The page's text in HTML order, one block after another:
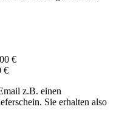
€
€
z.B. einen
Sie erhalten also